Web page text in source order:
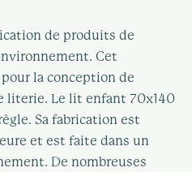
de produits de
Cet
la conception de
literie. Le lit enfant 70x140
Sa fabrication est
et est faite dans un
De nombreuses